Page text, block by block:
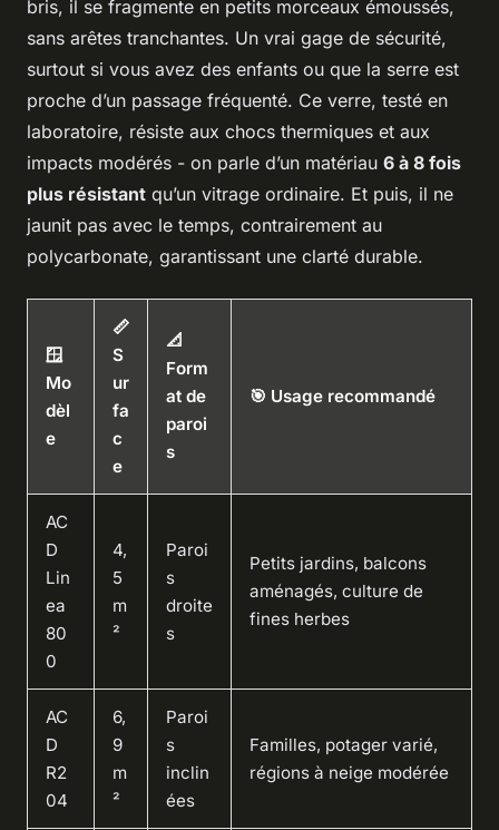
bris, il se fragmente en petits morceaux émoussés,
sans arêtes tranchantes. Un vrai gage de sécurité,
surtout si vous avez des enfants ou que la serre est
proche d’un passage fréquenté. Ce verre, testé en
laboratoire, résiste aux chocs thermiques et aux
impacts modérés - on parle d’un matériau 6 à 8 fois
plus résistant qu’un vitrage ordinaire. Et puis, il ne
jaunit pas avec le temps, contrairement au
polycarbonate, garantissant une clarté durable.
🪟
Mo
dèl
e
📏
S
ur
fa
c
e
📐
Form
at de
paroi
s
🎯 Usage recommandé
AC
D
Lin
ea
80
0
4,
5
m
²
Paroi
s
droite
s
Petits jardins, balcons
aménagés, culture de
fines herbes
AC
D
R2
04
6,
9
m
²
Paroi
s
inclin
ées
Familles, potager varié,
régions à neige modérée